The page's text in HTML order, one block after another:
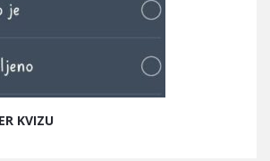
KVIZU